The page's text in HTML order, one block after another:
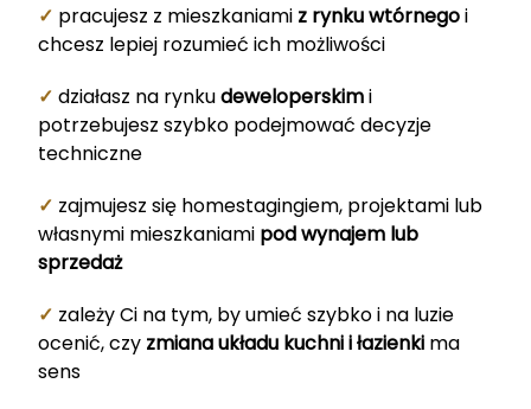
✓ pracujesz z mieszkaniami z rynku wtórnegoi
chcesz lepiej rozumieć ich możliwości
✓ działasz na rynkudeweloperskimi
potrzebujesz szybko podejmować decyzje
techniczne
✓ zajmujesz się homestagingiem, projektami lub
własnymi mieszkaniami pod wynajem lub
sprzedaż
✓ zależy Ci na tym, by umieć szybko i na luzie
ocenić, czy zmiana układu kuchni i łazienki ma
sens